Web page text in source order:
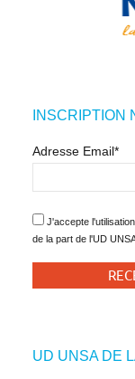
INSCRIPTION
Adresse Email*
J'accepte
de la part de l'UD
UD UNSA DE